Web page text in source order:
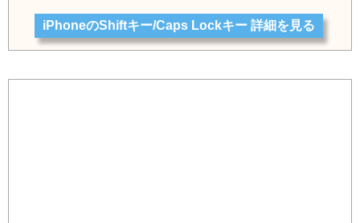
iPhoneのShiftキー/Caps Lockキー 詳細を見る